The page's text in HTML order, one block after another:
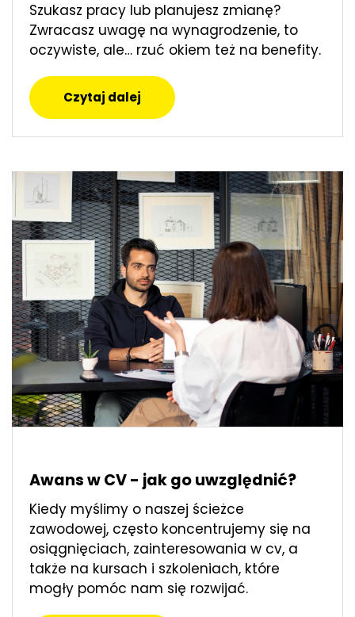
Szukasz pracy lub planujesz zmianę?
Zwracasz uwagę na wynagrodzenie, to
oczywiste, ale… rzuć okiem też na benefity.
Czytaj dalej
Awans w CV - jak go uwzględnić?
Kiedy myślimy o naszej ścieżce
zawodowej, często koncentrujemy się na
osiągnięciach, zainteresowania w cv, a
także na kursach i szkoleniach, które
mogły pomóc nam się rozwijać.